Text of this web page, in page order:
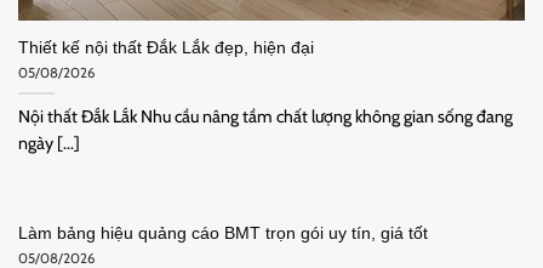
Thiết kế nội thất Đắk Lắk đẹp, hiện đại
05/08/2026
Nội thất Đắk Lắk Nhu cầu nâng tầm chất lượng không gian sống đang
ngày [...]
Làm bảng hiệu quảng cáo BMT trọn gói uy tín, giá tốt
05/08/2026